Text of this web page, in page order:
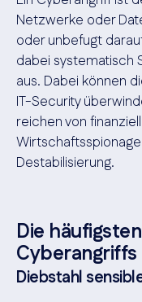
Netzwerke oder
oder unbefugt
dabei systematisch
aus. Dabei können
IT-Security
reichen von
Destabilisierung.
Die
Cyberangriffs
Diebstahl